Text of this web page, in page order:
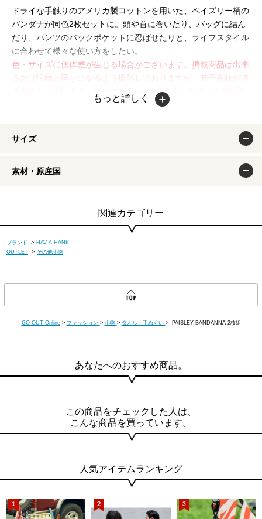
ドライな手触りのアメリカ製コットンを用いた、ペイズリー柄の
バンダナが同色2枚セットに。頭や首に巻いたり、バッグに結ん
だり、パンツのバックポケットに忍ばせたりと、ライフスタイル
に合わせて様々な使い方をしたい。
色・サイズに個体差が生じる場合がございます。掲載商品は出来
るだけ現物と同じになるよう撮影しておりますが、若干色味が違
う場合もございます。商品のカラーは、PCディスプレイの性質
上、実際の色と異なって見える場合がございますので予めご了承
もっと詳しく
サイズ
素材・原産国
関連カテゴリー
ブランド > HAV-A-HANK
OUTLET > その他小物
GO OUT Online > ファッション > 小物 > タオル・手ぬぐい > PAISLEY BANDANNA 2枚組
あなたへのおすすめ商品。
この商品をチェックした人は、
こんな商品を買っています。
人気アイテムランキング